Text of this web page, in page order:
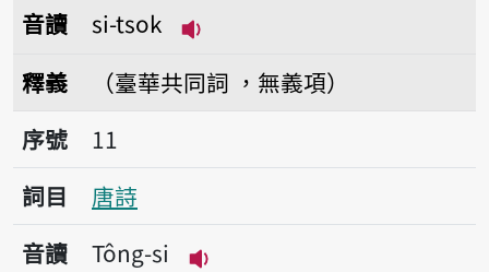
音讀
si-tsok
釋義
（臺華共同詞 ，無義項）
序號11唐詩
序號
11
詞目
唐詩
音讀
Tông-si